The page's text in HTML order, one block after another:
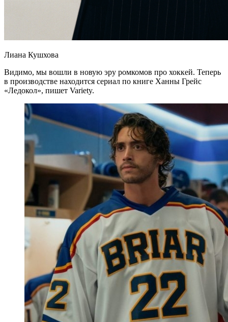
Лиана Кушхова
Видимо, мы вошли в новую эру ромкомов про хоккей. Теперь
в производстве находится сериал по книге Ханны Грейс
«Ледокол», пишет Variety.